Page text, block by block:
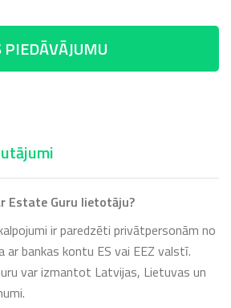
Estate Guru lietotāju?
ir paredzēti privātpersonām no
ar bankas kontu ES vai EEZ valstī.
var izmantot Latvijas, Lietuvas un